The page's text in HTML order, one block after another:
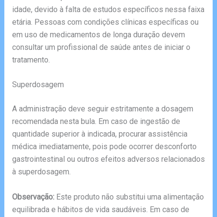
idade, devido à falta de estudos específicos nessa faixa
etária. Pessoas com condições clínicas específicas ou
em uso de medicamentos de longa duração devem
consultar um profissional de saúde antes de iniciar o
tratamento.
Superdosagem
A administração deve seguir estritamente a dosagem
recomendada nesta bula. Em caso de ingestão de
quantidade superior à indicada, procurar assistência
médica imediatamente, pois pode ocorrer desconforto
gastrointestinal ou outros efeitos adversos relacionados
à superdosagem.
Observação:Este produto não substitui uma alimentação
equilibrada e hábitos de vida saudáveis. Em caso de